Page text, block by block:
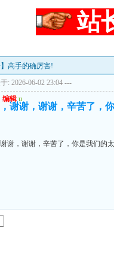
站
高手的确厉害!
: 2026-06-02 23:04 ---
编辑 u
谢谢，谢谢，辛苦了，
谢，谢谢，辛苦了，你是我们的